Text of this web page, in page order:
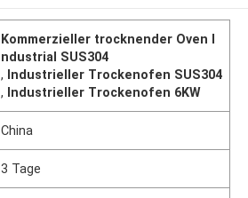
Kommerzieller trocknender Oven I
ndustrial SUS304
, Industrieller Trockenofen SUS304
, Industrieller Trockenofen 6KW
China
3 Tage